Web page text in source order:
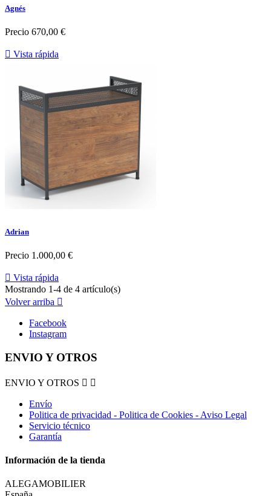
Agnés
Precio 670,00 €
 Vista rápida
Adrian
Precio 1.000,00 €
 Vista rápida
Mostrando 1-4 de 4 artículo(s)
Volver arriba 
Facebook
Instagram
ENVIO Y OTROS
ENVIO Y OTROS  
Envío
Politica de privacidad - Politica de Cookies - Aviso Legal
Servicio técnico
Garantía
Información de la tienda
ALEGAMOBILIER